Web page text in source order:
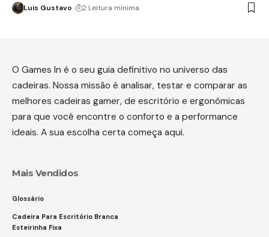
Luis Gustavo 2 Leitura mínima
O Games In é o seu guia definitivo no universo das
cadeiras. Nossa missão é analisar, testar e comparar as
melhores cadeiras gamer, de escritório e ergonômicas
para que você encontre o conforto e a performance
ideais. A sua escolha certa começa aqui.
Mais Vendidos
Glossário
Cadeira Para Escritório Branca
Esteirinha Fixa